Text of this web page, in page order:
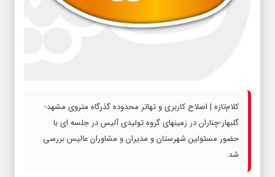
کلام‌تازه | اصلاح کاربری و تهاتر محدوده گذرگاه متروی مشهد-
گلبهار-چناران در زمینهای گروه تولیدی آلیس در جلسه ای با
حضور مسئولین شهرستان و مدیران و مشاوران عالیس بررسی
شد.